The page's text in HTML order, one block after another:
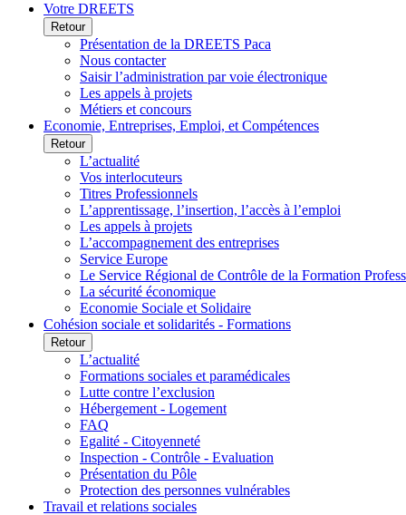
Votre DREETS
Retour
Présentation de la DREETS Paca
Nous contacter
Saisir l’administration par voie électronique
Les appels à projets
Métiers et concours
Economie, Entreprises, Emploi, et Compétences
Retour
L’actualité
Vos interlocuteurs
Titres Professionnels
L’apprentissage, l’insertion, l’accès à l’emploi
Les appels à projets
L’accompagnement des entreprises
Service Europe
Le Service Régional de Contrôle de la Formation
La sécurité économique
Economie Sociale et Solidaire
Cohésion sociale et solidarités - Formations
Retour
L’actualité
Formations sociales et paramédicales
Lutte contre l’exclusion
Hébergement - Logement
FAQ
Egalité - Citoyenneté
Inspection - Contrôle - Evaluation
Présentation du Pôle
Protection des personnes vulnérables
Travail et relations sociales